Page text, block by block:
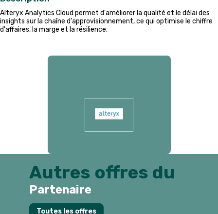
Alteryx Analytics Cloud permet d'améliorer la qualité et le délai des
insights sur la chaîne d'approvisionnement, ce qui optimise le chiffre
d'affaires, la marge et la résilience.
Autres offres du
Partenaire
Toutes les offres